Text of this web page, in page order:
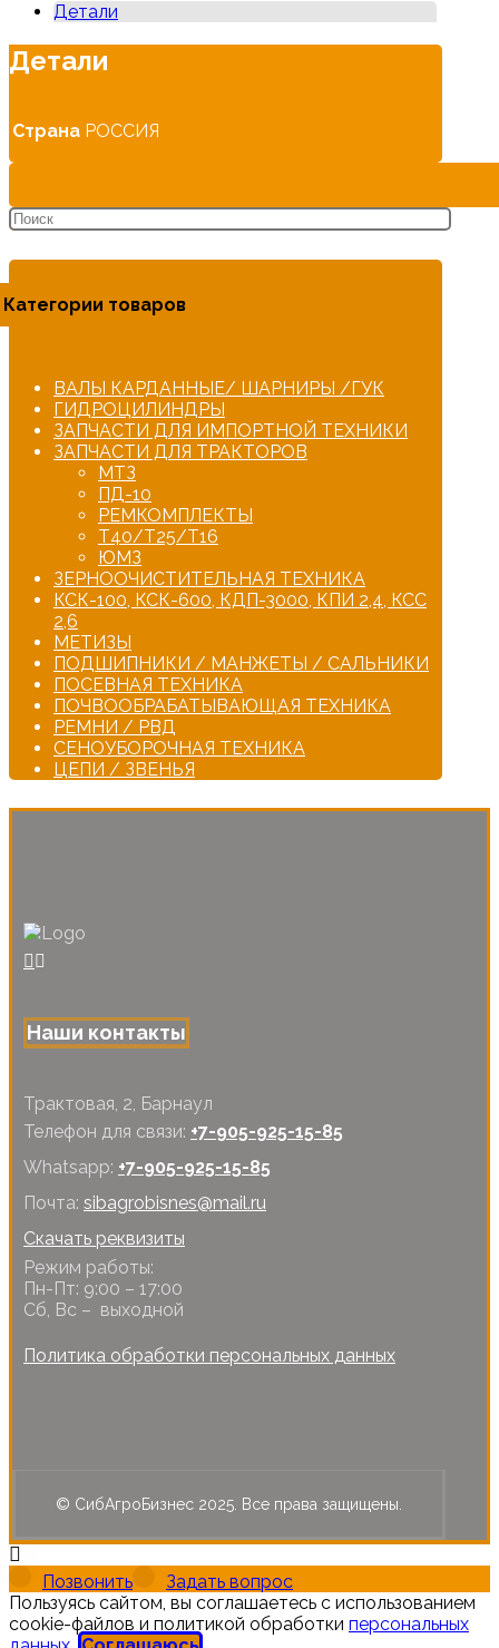
дв.Д-144,-120,-130,-21А1
(Г+П+пал.+п/
к-
КМЗ/
Детали
Детали
Страна РОССИЯ
Категории товаров
ВАЛЫ КАРДАННЫЕ/ ШАРНИРЫ /ГУК
ГИДРОЦИЛИНДРЫ
ЗАПЧАСТИ ДЛЯ ИМПОРТНОЙ ТЕХНИКИ
ЗАПЧАСТИ ДЛЯ ТРАКТОРОВ
МТЗ
ПД-10
РЕМКОМПЛЕКТЫ
Т40/Т25/Т16
ЮМЗ
ЗЕРНООЧИСТИТЕЛЬНАЯ ТЕХНИКА
КСК-100, КСК-600, КДП-3000, КПИ 2,4, КСС
2,6
МЕТИЗЫ
ПОДШИПНИКИ / МАНЖЕТЫ / САЛЬНИКИ
ПОСЕВНАЯ ТЕХНИКА
ПОЧВООБРАБАТЫВАЮЩАЯ ТЕХНИКА
РЕМНИ / РВД
СЕНОУБОРОЧНАЯ ТЕХНИКА
ЦЕПИ / ЗВЕНЬЯ
Наши контакты
Трактовая, 2, Барнаул
Телефон для связи: +7-905-925-15-85
Whatsapp: +7-905-925-15-85
Почта: sibagrobisnes@mail.ru
Скачать реквизиты
Режим работы:
Пн-Пт: 9:00 – 17:00
Сб, Вс – выходной
Политика обработки персональных данных
© СибАгроБизнес 2025. Все права защищены.
Позвонить
Задать вопрос
Пользуясь сайтом, вы соглашаетесь с использованием
cookie-файлов и политикой обработки персональных